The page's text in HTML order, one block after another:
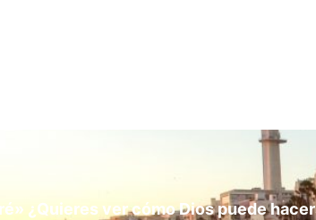
¿Quieres ver cómo Dios puede